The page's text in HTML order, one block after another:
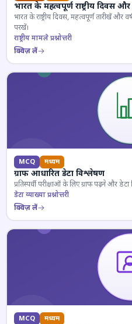
भारत के महत्वपूर्ण राष्ट्रीय दिवस
भारत के राष्ट्रीय दिवस, महत्वपूर्ण तारीखें और
परखें।
राष्ट्रीय मामले प्रश्नोत्तरी
क्विज़ लें
MCQ मध्यम
ग्राफ आधारित डेटा विश्लेषण
प्रतिस्पर्धी परीक्षाओं के लिए ग्राफ पढ़ने और
डेटा व्याख्या प्रश्नोत्तरी
क्विज़ लें
MCQ मध्यम